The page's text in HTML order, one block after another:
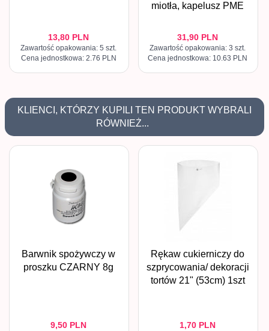
13,80 PLN
Zawartość opakowania: 5 szt.
Cena jednostkowa: 2.76 PLN
miotła, kapelusz PME
31,90 PLN
Zawartość opakowania: 3 szt.
Cena jednostkowa: 10.63 PLN
KLIENCI, KTÓRZY KUPILI TEN PRODUKT WYBRALI
RÓWNIEŻ...
Barwnik spożywczy w
proszku CZARNY 8g
9,50 PLN
Rękaw cukierniczy do
szprycowania/ dekoracji
tortów 21" (53cm) 1szt
1,70 PLN